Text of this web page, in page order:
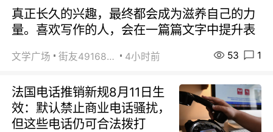
真正长久的兴趣，最终都会成为滋养自己的力
量。喜欢写作的人，会在一篇篇文字中提升表
文学广场 街友49168527 4小时前 53 1
法国电话推销新规8月11日生
效：默认禁止商业电话骚扰，
但这些电话仍可合法拨打